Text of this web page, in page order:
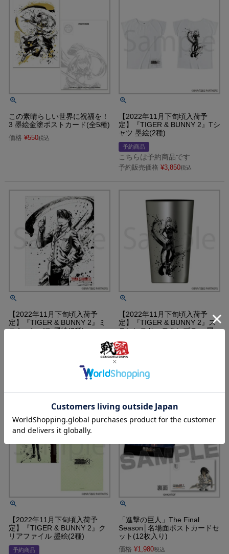
この素晴らしい世界に祝福を！
3 墨絵金塗ポストカード(全5種)
価格 ¥550税込
【2022年11月下旬頃入荷予
定】『TIGER & BUNNY 2』Tシ
ャツ 墨絵(2種)
予約商品
こちらは予約商品です
予約販売価格 ¥3,850税込
【2022年11月下旬頃入荷予
定】『TIGER & BUNNY 2』ミ
ニキャンバス 墨絵(2種)
税込
【2022年11月下旬頃入荷予
定】『TIGER & BUNNY 2』ス
テンレスサーモタンブラー 墨
予約商品
予約販売価格
【2022年11月下旬頃入荷予
定】『TIGER & BUNNY 2』ク
リアファイル 墨絵(2種)
予約商品
「進撃の巨人」The Final
Season│名場面ポストカードセ
ット(12枚入り)
価格 ¥1,980税込